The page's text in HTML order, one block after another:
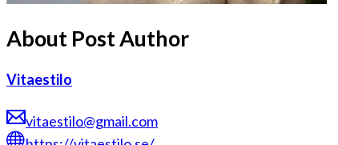
About Post Author
Vitaestilo
vitaestilo@gmail.com